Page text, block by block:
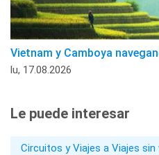
Vietnam y Camboya
lu, 17.08.2026
Le puede interesar
Circuitos y Viajes a Viajes sin